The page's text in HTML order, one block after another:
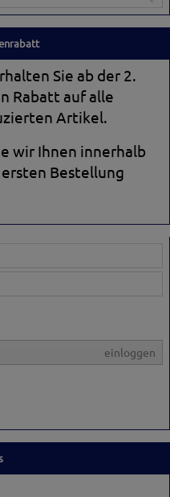
Sie ab der 2.
Rabatt auf alle
Artikel.
wir Ihnen innerhalb
Bestellung
einloggen